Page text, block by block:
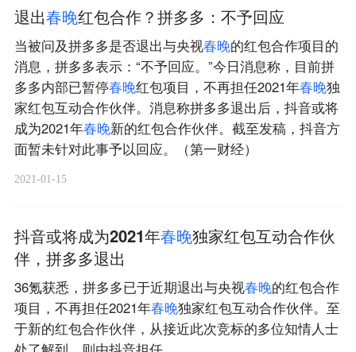
退出春晚红包合作？拼多多：不予回应
当被问及拼多多是否退出与央视春晚的红包合作项目的
消息，拼多多表示：“不予回应。”今日消息称，目前拼
多多内部已暂停春晚红包项目，不再担任2021年春晚独
家红包互动合作伙伴。消息称拼多多退出后，抖音或将
成为2021年春晚新的红包合作伙伴。截至发稿，抖音方
面暂未针对此事予以回应。（第一财经）
2021-01-15
抖音或将成为2021年春晚独家红包互动合作伙
伴，拼多多退出
36氪获悉，拼多多已于近期退出与央视春晚的红包合作
项目，不再担任2021年春晚独家红包互动合作伙伴。至
于新的红包合作伙伴，从接近此次竞标的多位知情人士